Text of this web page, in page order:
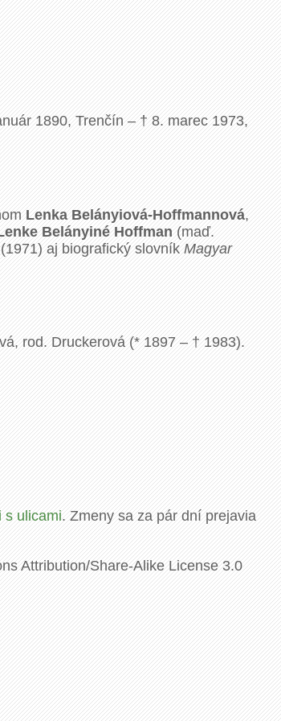
1890, Trenčín – † 8. marec 1973,
Lenka Belányiová-Hoffmannová,
Belányiné Hoffman(maď.
aj biografický slovníkMagyar
rod. Druckerová (* 1897 – † 1983).
s ulicami. Zmeny sa za pár dní prejavia
Attribution/Share-Alike License 3.0